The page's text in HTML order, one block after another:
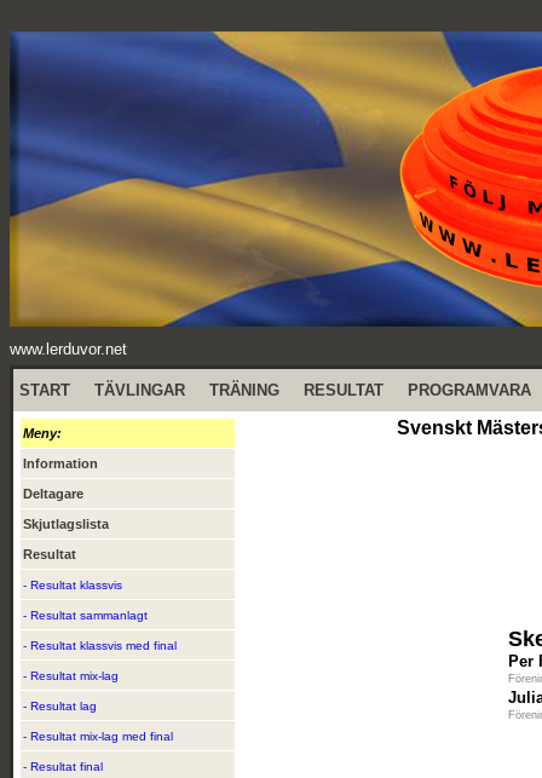
www.lerduvor.net
START TÄVLINGAR TRÄNING RESULTAT PROGRAMVARA
Meny:
Information
Deltagare
Skjutlagslista
Resultat
- Resultat klassvis
- Resultat sammanlagt
- Resultat klassvis med final
- Resultat mix-lag
- Resultat lag
- Resultat mix-lag med final
- Resultat final
Svenskt
Per